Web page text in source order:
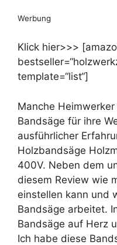
Werbung
Klick hier>>>
template=“list“]
Manche
Bandsäge für ihre
ausführlicher
Holzbandsäge
400V. Neben dem
diesem Review wie
einstellen kann und
Bandsäge arbeitet.
Bandsäge auf Herz
Ich habe diese